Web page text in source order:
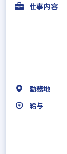
仕事内容
勤務地
給与